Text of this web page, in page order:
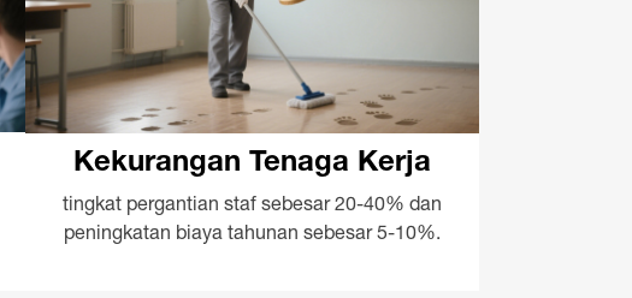
Kekurangan Tenaga Kerja
tingkat pergantian staf sebesar 20-40% dan
peningkatan biaya tahunan sebesar 5-10%.